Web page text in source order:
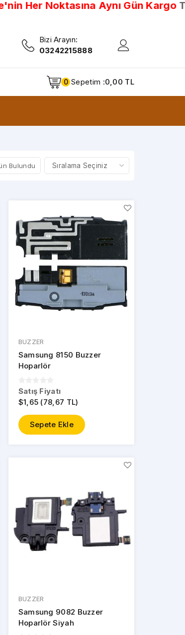
Noktasına Aynı Gün Kargo
Bizi Arayın:
03242215888
0 Sepetim :0,00 TL
Bulundu
BUZZER
Samsung 8150 Buzzer
Hoparlör
Satış Fiyatı
$1,65 (78,67 TL)
Sepete Ekle
BUZZER
Samsung 9082 Buzzer
Hoparlör Siyah